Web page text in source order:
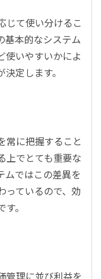
じて使い分けるこ
基本的なシステム
使いやすいかによ
定します。
常に把握すること
上でとても重要な
ムではこの差異を
っているので、効
。